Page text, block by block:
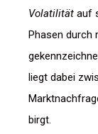
Volatilität auf
Phasen durch
liegt dabei
birgt.